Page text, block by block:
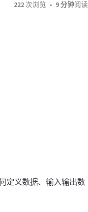
222次浏览 9 分钟阅读
定义数据、输入输出数